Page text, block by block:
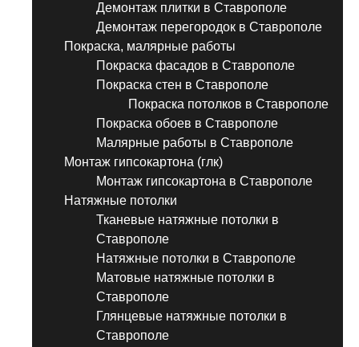
Демонтаж плитки в Ставрополе
Демонтаж перегородок в Ставрополе
Покраска, малярные работы
Покраска фасадов в Ставрополе
Покраска стен в Ставрополе
Покраска потолков в Ставрополе
Покраска обоев в Ставрополе
Малярные работы в Ставрополе
Монтаж гипсокартона (глк)
Монтаж гипсокартона в Ставрополе
Натяжные потолки
Тканевые натяжные потолки в
Ставрополе
Натяжные потолки в Ставрополе
Матовые натяжные потолки в
Ставрополе
Глянцевые натяжные потолки в
Ставрополе